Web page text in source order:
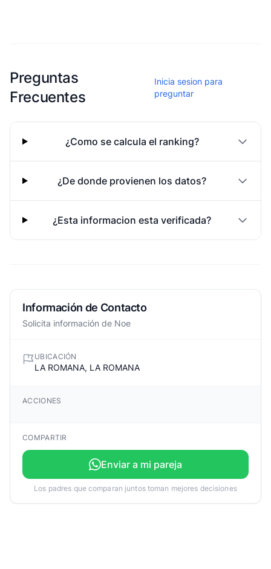
Preguntas
Frecuentes
Inicia sesion para
preguntar
¿Como se calcula el ranking?
¿De donde provienen los datos?
¿Esta informacion esta verificada?
Información de Contacto
Solicita información de Noe
UBICACIÓN
LA ROMANA, LA ROMANA
ACCIONES
COMPARTIR
Enviar a mi pareja
Los padres que comparan juntos toman mejores decisiones